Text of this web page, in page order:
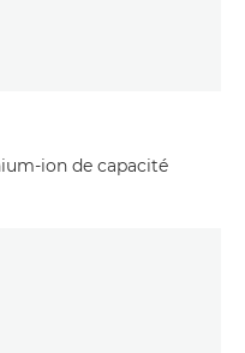
ion de capacité